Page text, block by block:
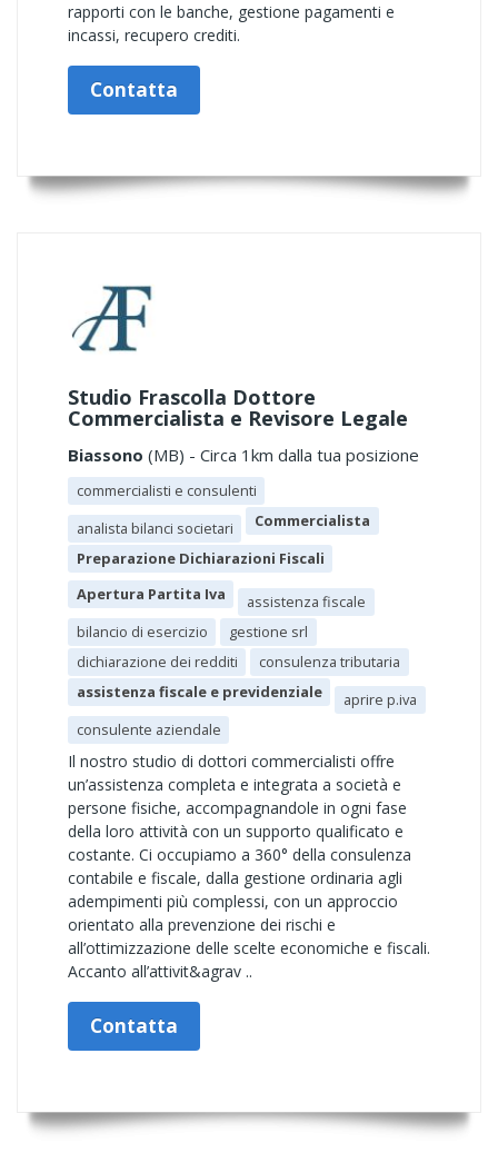
rapporti con le banche, gestione pagamenti e
incassi, recupero crediti.
Contatta
Studio Frascolla Dottore
Commercialista e Revisore Legale
Biassono (MB) - Circa 1km dalla tua posizione
commercialisti e consulenti
analista bilanci societari
Commercialista
Preparazione Dichiarazioni Fiscali
Apertura Partita Iva
assistenza fiscale
bilancio di esercizio
gestione srl
dichiarazione dei redditi
consulenza tributaria
assistenza fiscale e previdenziale
aprire p.iva
consulente aziendale
Il nostro studio di dottori commercialisti offre
un’assistenza completa e integrata a società e
persone fisiche, accompagnandole in ogni fase
della loro attività con un supporto qualificato e
costante. Ci occupiamo a 360° della consulenza
contabile e fiscale, dalla gestione ordinaria agli
adempimenti più complessi, con un approccio
orientato alla prevenzione dei rischi e
all’ottimizzazione delle scelte economiche e fiscali.
Accanto all’attivit&agrav ..
Contatta